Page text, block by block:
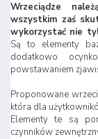
Wrzeciądze
wszystkim zaś
wykorzystać nie
Są to elementy
dodatkowo
powstawaniem
Proponowane
która dla
Elementy te są
czynników